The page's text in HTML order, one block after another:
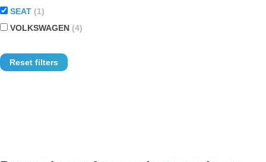
SEAT (1)
VOLKSWAGEN (4)
Reset filters